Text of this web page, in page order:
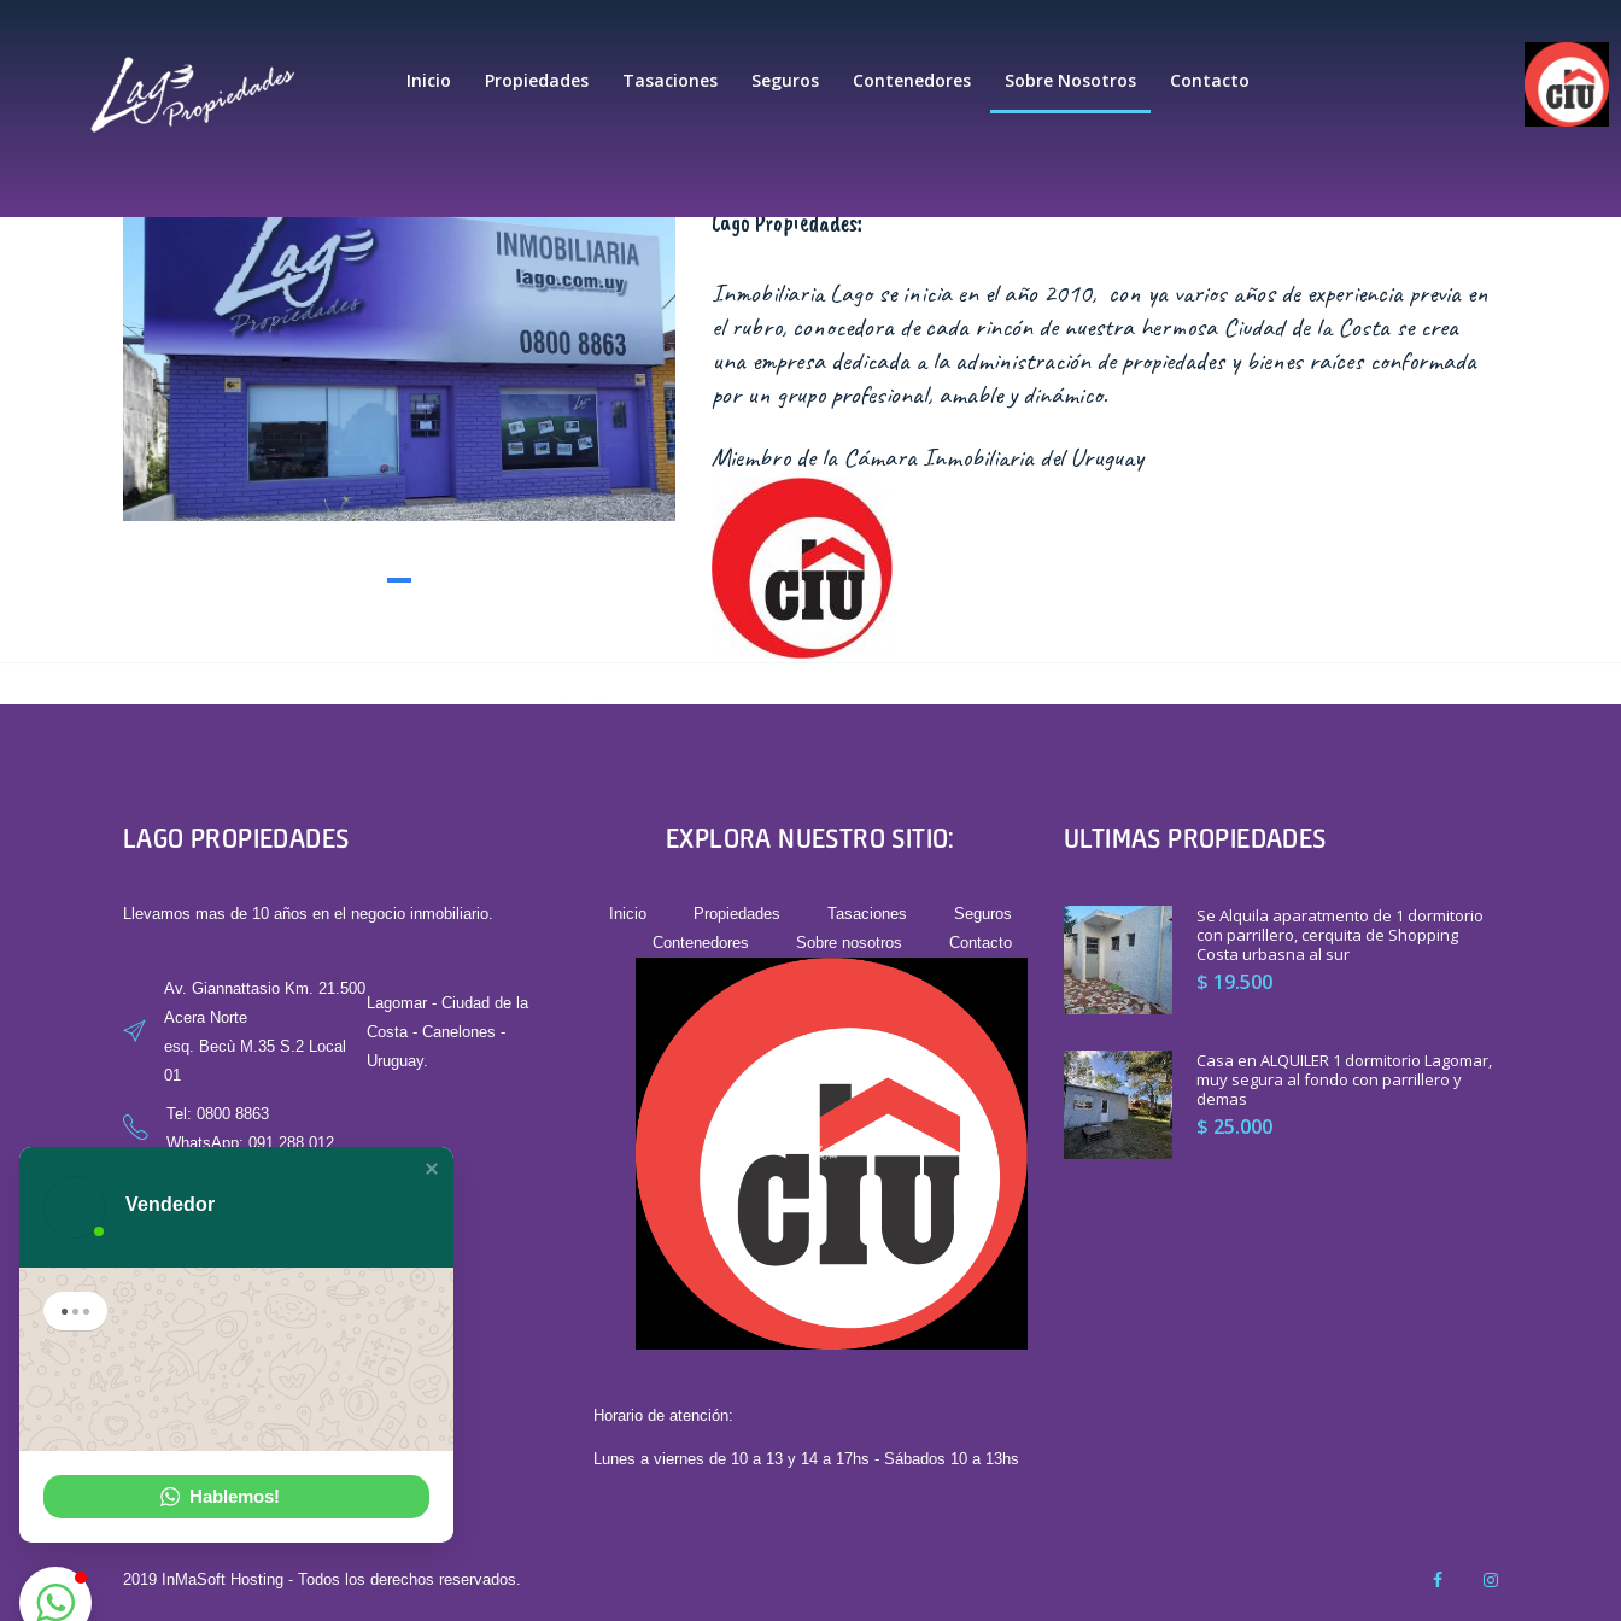
Inicio Propiedades Tasaciones Seguros Contenedores Sobre Nosotros Contacto
Lago Propiedades:
Inmobiliaria Lago se inicia en el año 2010, con ya varios años de experiencia previa en
el rubro, conocedora de cada rincón de nuestra hermosa Ciudad de la Costa se crea
una empresa dedicada a la administración de propiedades y bienes raíces conformada
por un grupo profesional, amable y dinámico.
Miembro de la Cámara Inmobiliaria del Uruguay
Vendedor
Hablemos!
LAGO PROPIEDADES
Llevamos mas de 10 años en el negocio inmobiliario.
Av. Giannattasio Km. 21.500
Acera Norte
esq. Becù M.35 S.2 Local
01
Lagomar - Ciudad de la
Costa - Canelones -
Uruguay.
Tel: 0800 8863
WhatsApp: 091 288 012
EXPLORA NUESTRO SITIO:
Inicio Propiedades Tasaciones
Seguros
Contenedores
Sobre nosotros Contacto
Horario de atención:
Lunes a viernes de 10 a 13 y 14 a 17hs - Sábados 10 a 13hs
ULTIMAS PROPIEDADES
Se Alquila aparatmento de 1 dormitorio
con parrillero, cerquita de Shopping
Costa urbasna al sur
$ 19.500
Casa en ALQUILER 1 dormitorio Lagomar,
muy segura al fondo con parrillero y
demas
$ 25.000
2019 InMaSoft Hosting - Todos los derechos reservados.